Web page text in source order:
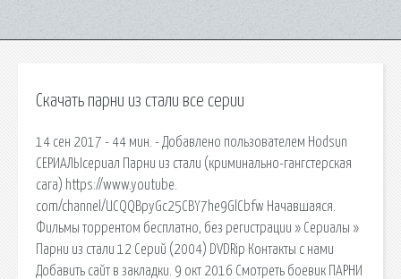
Скачать парни из стали все серии
14 сен 2017 - 44 мин. - Добавлено пользователем Hodsun
СЕРИАЛЫсериал Парни из стали (криминально-гангстерская
сага) https://www.youtube.
com/channel/UCQQBpyGc25CBY7he9GlCbfw Начавшаяся.
Фильмы торрентом бесплатно, без регистрации » Сериалы »
Парни из стали 12 Серий (2004) DVDRip Контакты с нами
Добавить сайт в закладки. 9 окт 2016 Смотреть боевик ПАРНИ